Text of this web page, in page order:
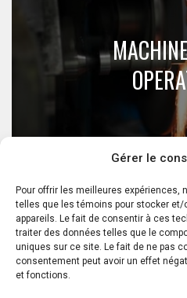
Gérer le
Pour offrir les meilleures
telles que les témoins pour stocker
appareils. Le fait de consentir à ces
traiter des données telles que le
uniques sur ce site. Le fait de ne pas
consentement peut avoir un effet
et fonctions.